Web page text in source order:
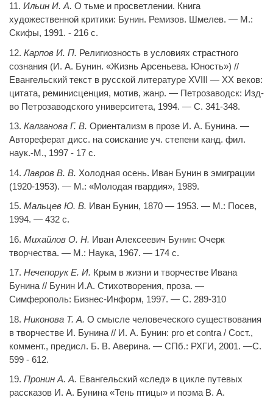
11. Ильин И. А. О тьме и просветлении. Книга
художественной критики: Бунин. Ремизов. Шмелев. — М.:
Скифы, 1991. - 216 с.
12. Карпов И. П. Религиозность в условиях страстного
сознания (И. А. Бунин. «Жизнь Арсеньева. Юность») //
Евангельский текст в русской литературе XVIII — XX веков:
цитата, реминисценция, мотив, жанр. — Петрозаводск: Изд-
во Петрозаводского университета, 1994. — С. 341-348.
13. Калганова Г. В. Ориентализм в прозе И. А. Бунина. —
Автореферат дисс. на соискание уч. степени канд. фил.
наук.-М., 1997 - 17 с.
14. Лавров В. В. Холодная осень. Иван Бунин в эмиграции
(1920-1953). — М.: «Молодая гвардия», 1989.
15. Мальцев Ю. В. Иван Бунин, 1870 — 1953. — М.: Посев,
1994. — 432 с.
16. Михайлов О. Н. Иван Алексеевич Бунин: Очерк
творчества. — М.: Наука, 1967. — 174 с.
17. Нечепорук Е. И. Крым в жизни и творчестве Ивана
Бунина // Бунин И.А. Стихотворения, проза. —
Симферополь: Бизнес-Информ, 1997. — С. 289-310
18. Никонова Т. А. О смысле человеческого существования
в творчестве И. Бунина // И. А. Бунин: pro et contra / Сост.,
коммент., предисл. Б. В. Аверина. — СПб.: РХГИ, 2001. —С.
599 - 612.
19. Пронин А. А. Евангельский «след» в цикле путевых
рассказов И. А. Бунина «Тень птицы» и поэма В. А.